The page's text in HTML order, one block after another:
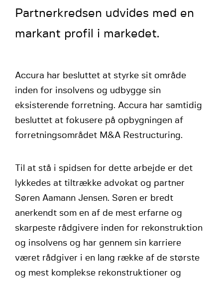
Partnerkredsen udvides med en
markant profil i markedet.
Accura har besluttet at styrke sit område
inden for insolvens og udbygge sin
eksisterende forretning. Accura har samtidig
besluttet at fokusere på opbygningen af
forretningsområdet M&A Restructuring.
Til at stå i spidsen for dette arbejde er det
lykkedes at tiltrække advokat og partner
Søren Aamann Jensen. Søren er bredt
anerkendt som en af de mest erfarne og
skarpeste rådgivere inden for rekonstruktion
og insolvens og har gennem sin karriere
været rådgiver i en lang række af de største
og mest komplekse rekonstruktioner og